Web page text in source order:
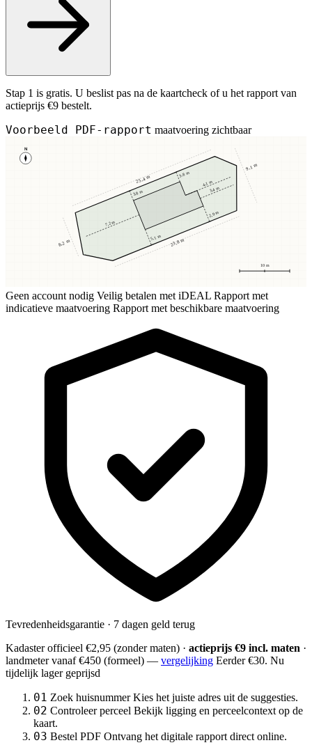
Stap 1 is gratis. U beslist pas na de kaartcheck of u het rapport van
actieprijs €9 bestelt.
Voorbeeld PDF-rapport maatvoering zichtbaar
N
10 m
3,8 m
3,8 m
5,1 m
2,9 m
7,2 m
3,4 m
4,1 m
25,4 m
23,8 m
8,2 m
9,1 m
Geen account nodig Veilig betalen met iDEAL Rapport met
indicatieve maatvoering Rapport met beschikbare maatvoering
Tevredenheidsgarantie · 7 dagen geld terug
Kadaster officieel €2,95 (zonder maten) · actieprijs €9 incl. maten ·
landmetervanaf €450 (formeel) — vergelijking Eerder €30. Nu
tijdelijk lager geprijsd
01 Zoek huisnummer Kies het juiste adres uit de suggesties.
02 Controleer perceel Bekijk ligging en perceelcontext op de
kaart.
03 Bestel PDF Ontvang het digitale rapport direct online.